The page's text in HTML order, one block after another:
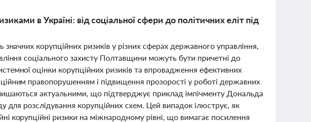
в Україні: від соціальної сфери до політичних еліт під
значних корупційних ризиків у різних сферах державного управління,
соціального захисту Полтавщини можуть бути причетні до
оцінки корупційних ризиків та впровадження ефективних
правопорушенням і підвищення прозорості у роботі державних
актуальними, що підтверджує приклад імпічменту Дональда
для розслідування корупційних схем. Цей випадок ілюструє, як
корупційні ризики на міжнародному рівні, що вимагає посилення